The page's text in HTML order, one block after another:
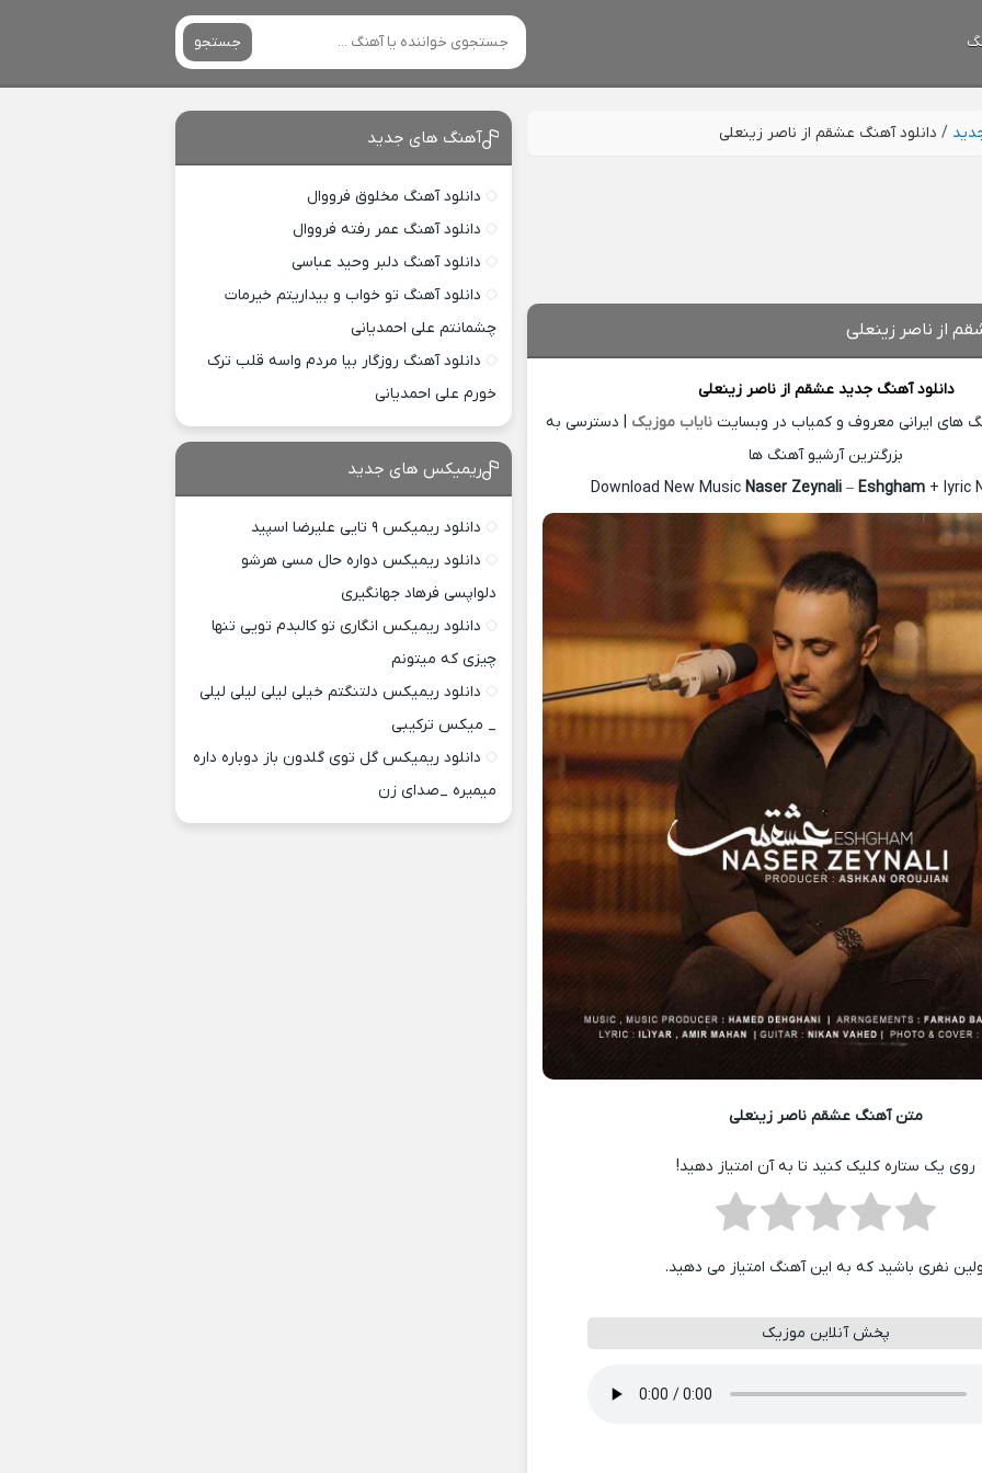
جستجو
/ دانلود آهنگ عشقم از ناصر زینعلی
از ناصر زینعلی
دانلود آهنگ جدید عشقم ازناصر زینعلی
های ایرانی معروف و کمیاب در وبسایتنایاب موزیک | دسترسی به
بزرگترین آرشیو آهنگ ها
Download New Music Naser Zeynali– Eshgham+ lyric
متن آهنگ عشقم ناصر زینعلی
روی یک ستاره کلیک کنید تا به آن امتیاز دهید!
نفری باشید که به این آهنگ امتیاز می دهید.
پخش آنلاین موزیک
آهنگ های جدید
دانلود آهنگ مخلوق فرووال
دانلود آهنگ عمر رفته فرووال
دانلود آهنگ دلبر وحید عباسی
دانلود آهنگ تو خواب و بیداریتم خیرمات
چشمانتم علی احمدیانی
دانلود آهنگ روزگار بیا مردم واسه قلب ترک
خورم علی احمدیانی
ریمیکس های جدید
دانلود ریمیکس ۹ تایی علیرضا اسپید
دانلود ریمیکس دواره حال مسی هرشو
دلواپسی فرهاد جهانگیری
دانلود ریمیکس انگاری تو کالبدم تویی تنها
چیزی که میتونم
دانلود ریمیکس دلتنگتم خیلی لیلی لیلی لیلی
_ میکس ترکیبی
دانلود ریمیکس گل توی گلدون باز دوباره داره
میمیره _صدای زن